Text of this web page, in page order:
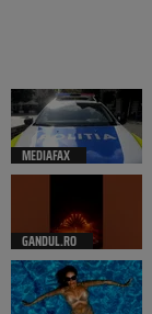
MEDIAFAX
GANDUL.RO